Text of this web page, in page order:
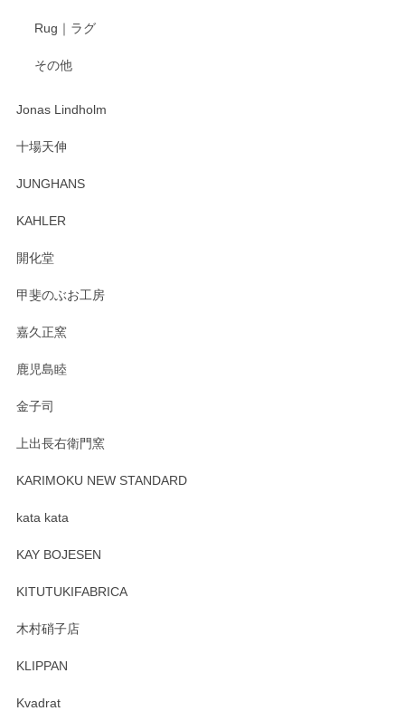
Rug｜ラグ
その他
Jonas Lindholm
十場天伸
JUNGHANS
KAHLER
開化堂
甲斐のぶお工房
嘉久正窯
鹿児島睦
金子司
上出長右衛門窯
KARIMOKU NEW STANDARD
kata kata
KAY BOJESEN
KITUTUKIFABRICA
木村硝子店
KLIPPAN
Kvadrat